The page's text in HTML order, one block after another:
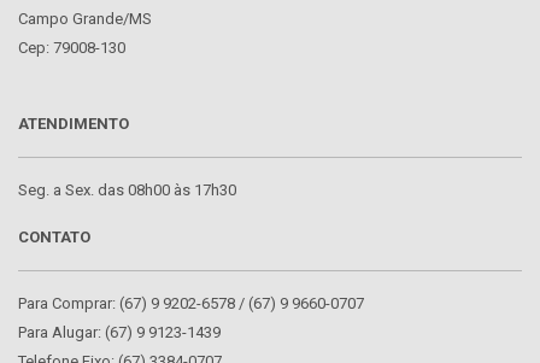
Campo Grande/MS
Cep: 79008-130
ATENDIMENTO
Seg. a Sex. das 08h00 às 17h30
CONTATO
Para Comprar: (67) 9 9202-6578 / (67) 9 9660-0707
Para Alugar: (67) 9 9123-1439